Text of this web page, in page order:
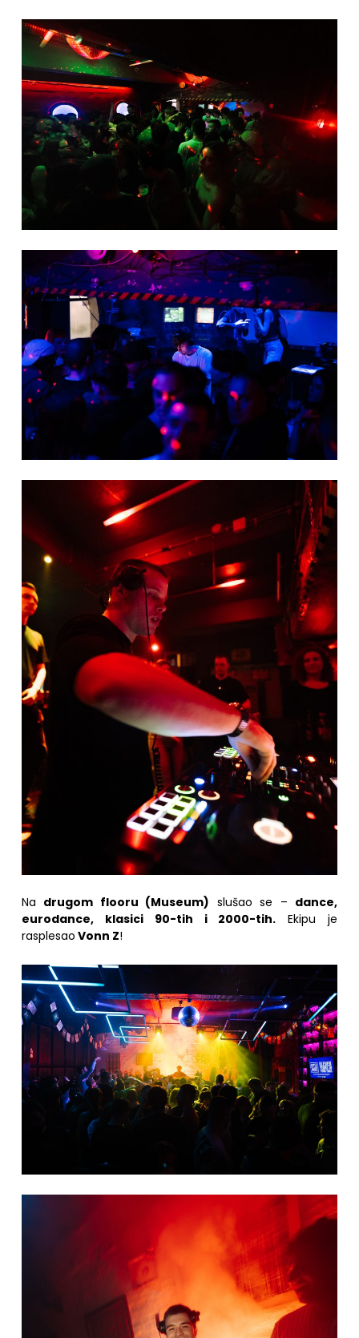
Na drugom flooru (Museum) slušao se – dance,
eurodance, klasici 90-tih i 2000-tih. Ekipu je
rasplesao Vonn Z!